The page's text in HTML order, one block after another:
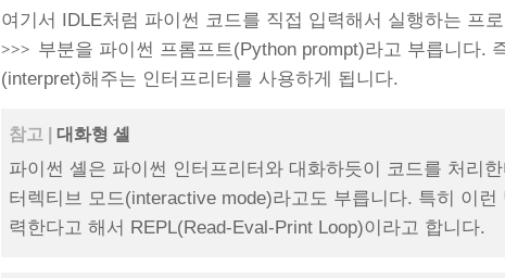
여기서 IDLE처럼 파이썬 코드를 직접 입력해서 실행하는 프
>>> 부분을 파이썬 프롬프트(Python prompt)라고 부릅니다.
(interpret)해주는 인터프리터를 사용하게 됩니다.
참고 |대화형 셸
파이썬 셸은 파이썬 인터프리터와 대화하듯이 코드를 처리
터렉티브 모드(interactive mode)라고도 부릅니다. 특히 이
력한다고 해서 REPL(Read-Eval-Print Loop)이라고 합니다.